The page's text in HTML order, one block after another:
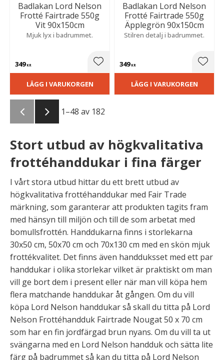
Badlakan Lord Nelson
Frotté Fairtrade 550g
Vit 90x150cm
Mjuk lyx i badrummet.
349KR Lägg till i favoriter
LÄGG I VARUKORGEN
Badlakan Lord Nelson
Frotté Fairtrade 550g
Äpplegrön 90x150cm
Stilren detalj i badrummet.
349KR
LÄGG I VARUKORGEN
1–48 av 182
Stort utbud av högkvalitativa
frottéhanddukar i fina färger
I vårt stora utbud hittar du ett brett utbud av
högkvalitativa frottéhanddukar med Fair Trade
märkning, som garanterar att produkten tagits fram
med hänsyn till miljön och till de som arbetat med
bomullsfrottén. Handdukarna finns i storlekarna
30x50 cm, 50x70 cm och 70x130 cm med en skön mjuk
frottékvalitet. Det finns även handduksset med ett par
handdukar i olika storlekar vilket är praktiskt om man
vill ge bort dem i present eller när man vill köpa hem
flera matchande handdukar åt gången. Om du vill
köpa Lord Nelson handdukar så skall du titta på Lord
Nelson Frottéhandduk Fairtrade Nougat 50 x 70 cm
som har en fin jordfärgad brun nyans. Om du vill ta ut
svängarna med en Lord Nelson handduk och sätta lite
färg på badrummet så kan du titta på Lord Nelson